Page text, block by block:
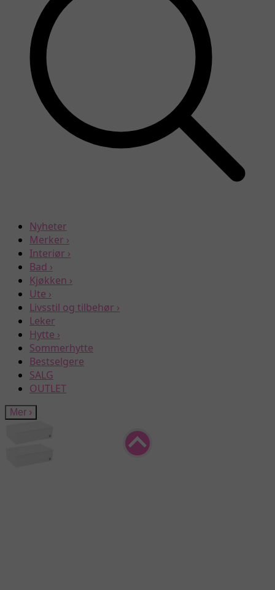
Nyheter
Merker ›
Interiør ›
Bad ›
Kjøkken ›
Ute ›
Livsstil og tilbehør ›
Leker
Hytte ›
Sommerhytte
Bestselgere
SALG
OUTLET
Mer ›